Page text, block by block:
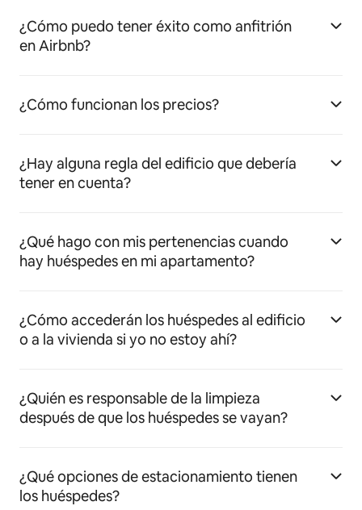
¿Cómo puedo tener éxito como anfitrión
en Airbnb?
¿Cómo funcionan los precios?
¿Hay alguna regla del edificio que debería
tener en cuenta?
¿Qué hago con mis pertenencias cuando
hay huéspedes en mi apartamento?
¿Cómo accederán los huéspedes al edificio
o a la vivienda si yo no estoy ahí?
¿Quién es responsable de la limpieza
después de que los huéspedes se vayan?
¿Qué opciones de estacionamiento tienen
los huéspedes?